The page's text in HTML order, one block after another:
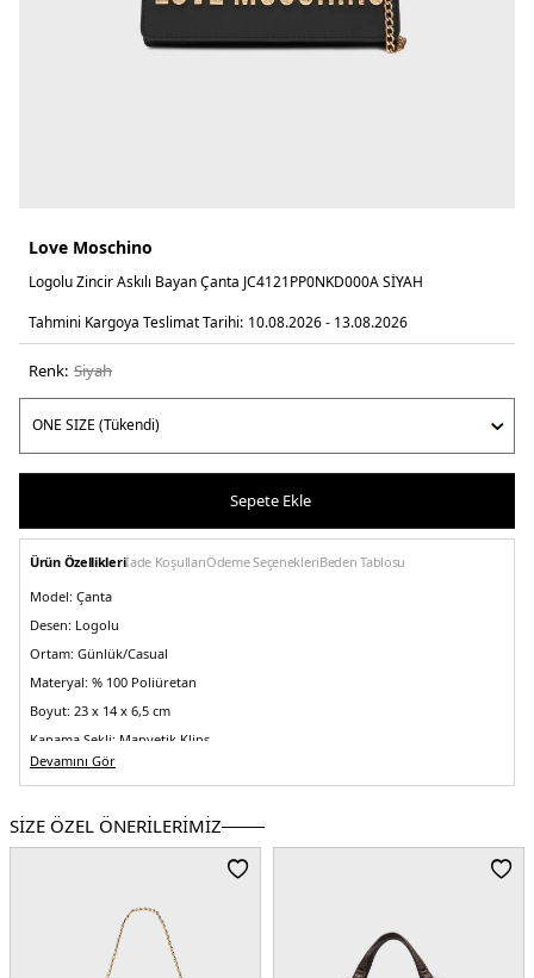
Love Moschino
Logolu Zincir Askılı Bayan Çanta JC4121PP0NKD000A SİYAH
Tahmini Kargoya Teslimat Tarihi: 10.08.2026 - 13.08.2026
Renk: si̇yah
Sepete Ekle
Ürün Özellikleriİade KoşullarıÖdeme SeçenekleriBeden Tablosu
Model: Çanta
Desen: Logolu
Ortam: Günlük/Casual
Materyal: % 100 Poliüretan
Boyut: 23 x 14 x 6,5 cm
Kapama Şekli: Manyetik Klips
Yaş Grubu:Yetişkin
Menşei:Çin
5DK2JC4121PP0NKD000A.07
Devamını Gör
SİZE ÖZEL ÖNERİLERİMİZ